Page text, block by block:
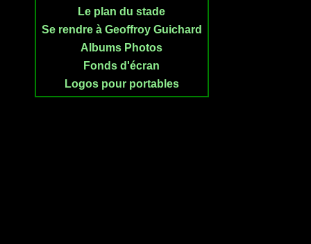
Le plan du stade
Se rendre à Geoffroy Guichard
Albums Photos
Fonds d'écran
Logos pour portables